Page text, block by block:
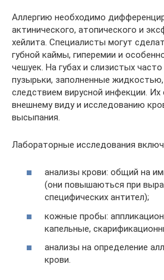
Аллергию необходимо
актинического, атопического и
хейлита. Специалисты могут
губной каймы, гиперемии и
чешуек. На губах и слизистых
пузырьки, заполненные
следствием вирусной инфекции.
внешнему виду и исследованию
высыпания.
Лабораторные исследования
анализы крови: общий на
(они повышаються при
специфических антител);
кожные пробы:
капельные,
анализы на определение
крови.